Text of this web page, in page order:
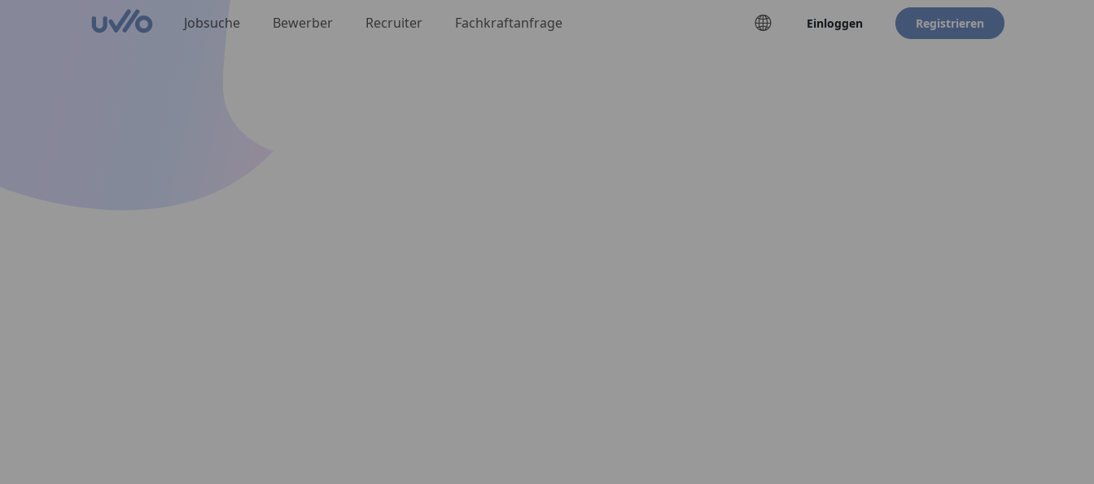
Jobsuche Bewerber Recruiter Fachkraftanfrage Einloggen Registrieren